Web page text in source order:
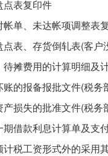
点表复印件
帐单、未达帐项调整表
点表、存货倒轧表(客
待摊费用的计算明细及
账的报备报批文件(税
产损失的批准文件(税
期借款利息计算单及支
计税工资形式外的采用